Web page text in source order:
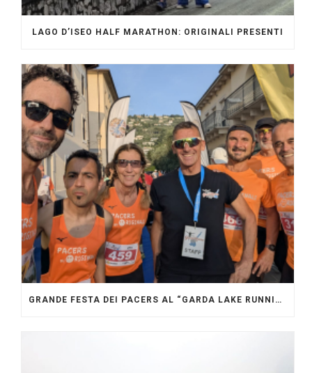
LAGO D’ISEO HALF MARATHON: ORIGINALI PRESENTI
GRANDE FESTA DEI PACERS AL “GARDA LAKE RUNNING FESTIVAL”